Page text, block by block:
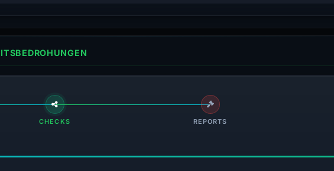
CHECKS REPORTS